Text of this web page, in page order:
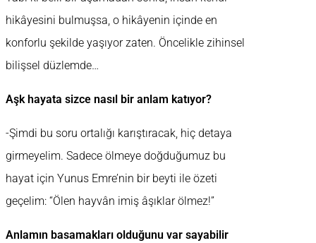
hikâyesini bulmuşsa, o hikâyenin içinde en
konforlu şekilde yaşıyor zaten. Öncelikle zihinsel
bilişsel düzlemde…
Aşk hayata sizce nasıl bir anlam katıyor?
-Şimdi bu soru ortalığı karıştıracak, hiç detaya
girmeyelim. Sadece ölmeye doğduğumuz bu
hayat için Yunus Emre’nin bir beyti ile özeti
geçelim: “Ölen hayvân imiş âşıklar ölmez!”
Anlamın basamakları olduğunu var sayabilir